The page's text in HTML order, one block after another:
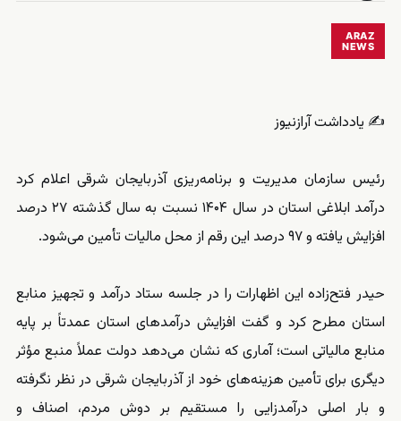
ARAZ
NEWS
✍️ یادداشت آرازنیوز
رئیس سازمان مدیریت و برنامه‌ریزی آذربایجان شرقی اعلام کرد
درآمد ابلاغی استان در سال ۱۴۰۴ نسبت به سال گذشته ۲۷ درصد
افزایش یافته و ۹۷ درصد این رقم از محل مالیات تأمین می‌شود.
حیدر فتح‌زاده این اظهارات را در جلسه ستاد درآمد و تجهیز منابع
استان مطرح کرد و گفت افزایش درآمدهای استان عمدتاً بر پایه
منابع مالیاتی است؛ آماری که نشان می‌دهد دولت عملاً منبع مؤثر
دیگری برای تأمین هزینه‌های خود از آذربایجان شرقی در نظر نگرفته
و بار اصلی درآمدزایی را مستقیم بر دوش مردم، اصناف و